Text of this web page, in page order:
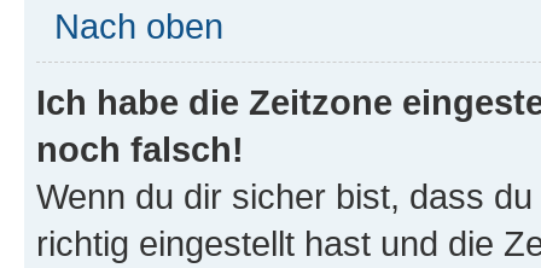
Nach oben
Ich habe die Zeitzone
noch falsch!
Wenn du dir sicher bist, dass
richtig eingestellt hast und die